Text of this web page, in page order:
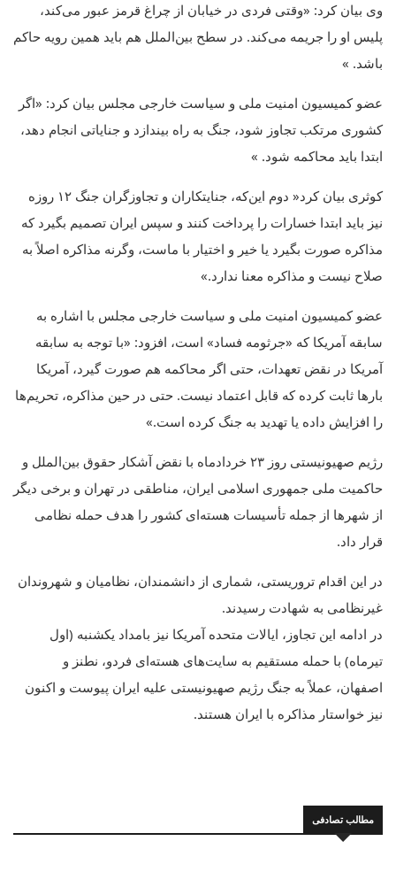
وی بیان کرد: «وقتی فردی در خیابان از چراغ قرمز عبور می‌کند،
پلیس او را جریمه می‌کند. در سطح بین‌الملل هم باید همین رویه حاکم
باشد. »
عضو کمیسیون امنیت ملی و سیاست خارجی مجلس بیان کرد: «اگر
کشوری مرتکب تجاوز شود، جنگ به راه بیندازد و جنایاتی انجام دهد،
ابتدا باید محاکمه شود. »
کوثری بیان کرد« دوم این‌که‌، جنایتکاران‌ و تجاوزگران جنگ ۱۲ روزه
نیز باید ابتدا خسارات را پرداخت کنند و سپس ایران تصمیم بگیرد که
مذاکره صورت بگیرد یا خیر و اختیار با ماست، وگرنه مذاکره اصلاً به
صلاح نیست و مذاکره معنا ندارد.»
عضو کمیسیون امنیت ملی و سیاست خارجی مجلس با اشاره به
سابقه آمریکا که «جرثومه فساد» است، افزود: «با توجه به سابقه
آمریکا در نقض تعهدات، حتی اگر محاکمه هم صورت گیرد، آمریکا
بارها ثابت کرده که قابل اعتماد نیست. حتی در حین مذاکره، تحریم‌ها
را افزایش داده یا تهدید به جنگ کرده است.»
رژیم صهیونیستی روز ۲۳ خردادماه با نقض آشکار حقوق بین‌الملل و
حاکمیت ملی جمهوری اسلامی ایران، مناطقی در تهران و برخی دیگر
از شهرها از جمله تأسیسات هسته‌ای کشور را هدف حمله نظامی
قرار داد.
در این اقدام تروریستی، شماری از دانشمندان، نظامیان و شهروندان
غیرنظامی به شهادت رسیدند.
در ادامه این تجاوز، ایالات متحده آمریکا نیز بامداد یکشنبه (اول
تیرماه) با حمله مستقیم به سایت‌های هسته‌ای فردو، نطنز و
اصفهان، عملاً به جنگ رژیم صهیونیستی علیه ایران پیوست‌ و اکنون
نیز خواستار مذاکره با ایران هستند.
مطالب تصادفی